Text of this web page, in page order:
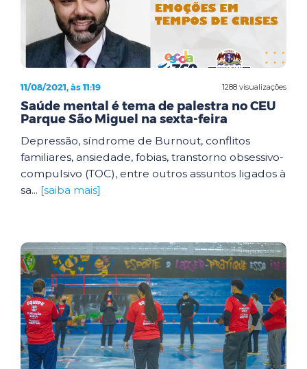
1288 visualizações
11/08/2021, às 11:19
Saúde mental é tema de palestra no CEU
Parque São Miguel na sexta-feira
Depressão, síndrome de Burnout, conflitos
familiares, ansiedade, fobias, transtorno obsessivo-
compulsivo (TOC), entre outros assuntos ligados à
sa... [saiba mais]